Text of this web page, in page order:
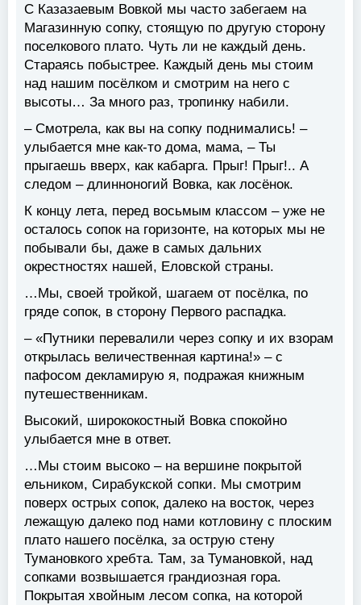
С Казазаевым Вовкой мы часто забегаем на
Магазинную сопку, стоящую по другую сторону
поселкового плато. Чуть ли не каждый день.
Стараясь побыстрее. Каждый день мы стоим
над нашим посёлком и смотрим на него с
высоты… За много раз, тропинку набили.
– Смотрела, как вы на сопку поднимались! –
улыбается мне как-то дома, мама, – Ты
прыгаешь вверх, как кабарга. Прыг! Прыг!.. А
следом – длинноногий Вовка, как лосёнок.
К концу лета, перед восьмым классом – уже не
осталось сопок на горизонте, на которых мы не
побывали бы, даже в самых дальних
окрестностях нашей, Еловской страны.
…Мы, своей тройкой, шагаем от посёлка, по
гряде сопок, в сторону Первого распадка.
– «Путники перевалили через сопку и их взорам
открылась величественная картина!» – с
пафосом декламирую я, подражая книжным
путешественникам.
Высокий, ширококостный Вовка спокойно
улыбается мне в ответ.
…Мы стоим высоко – на вершине покрытой
ельником, Сирабукской сопки. Мы смотрим
поверх острых сопок, далеко на восток, через
лежащую далеко под нами котловину с плоским
плато нашего посёлка, за острую стену
Тумановкого хребта. Там, за Тумановкой, над
сопками возвышается грандиозная гора.
Покрытая хвойным лесом сопка, на которой